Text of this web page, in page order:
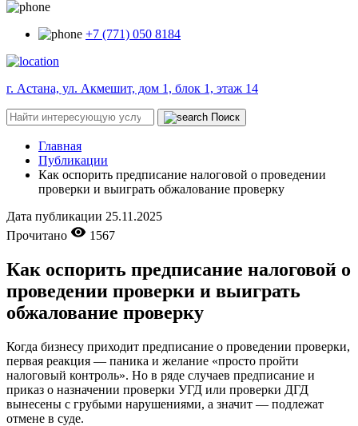
+7 (771) 050 8184
г. Астана, ул. Акмешит, дом 1, блок 1, этаж 14
Поиск
Главная
Публикации
Как оспорить предписание налоговой о проведении
проверки и выиграть обжалование проверку
Дата публикации 25.11.2025
Прочитано
1567
Как оспорить предписание налоговой о
проведении проверки и выиграть
обжалование проверку
Когда бизнесу приходит предписание о проведении проверки,
первая реакция — паника и желание «просто пройти
налоговый контроль». Но в ряде случаев предписание и
приказ о назначении проверки УГД или проверки ДГД
вынесены с грубыми нарушениями, а значит — подлежат
отмене в суде.